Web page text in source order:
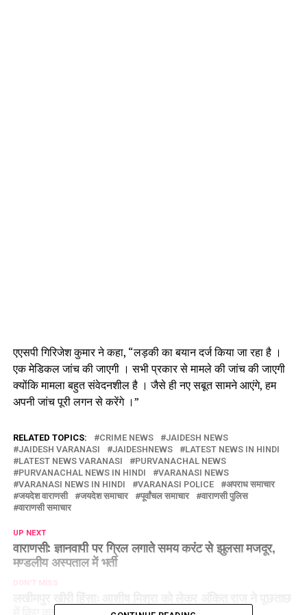
एएसपी गिरिजेश कुमार ने कहा, “लड़की का बयान दर्ज किया जा रहा है ।
एक मेडिकल जांच की जाएगी । सभी प्रकार से मामले की जांच की जाएगी
क्योंकि मामला बहुत संवेदनशील है । जैसे ही नए सबूत सामने आएंगे, हम
अपनी जांच पूरी लगन से करेंगे ।”
RELATED TOPICS: CRIME NEWS
JAIDESH NEWS
JAIDESH VARANASI
JAIDESHNEWS
LATEST NEWS IN HINDI
LATEST NEWS VARANASI
PURVANACHAL NEWS
PURVANACHAL NEWS IN HINDI
VARANASI NEWS
VARANASI NEWS IN HINDI
VARANASI POLICE
अपराध समाचार
जयदेश वाराणसी
जयदेश समाचार पूर्वांचल समाचार
वाराणसी पुलिस
वाराणसी समाचार
UP NEXT
वाराणसी: ज्ञानवापी पर ग्रिल लगाते समय करंट से झुलसा मजदूर,
मण्डलीय अस्पताल में भर्ती
DON'T MISS